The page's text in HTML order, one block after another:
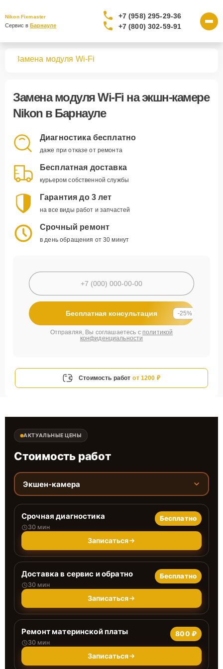
Nikon Fixmaster
Сервис в Барнауле
+7 (958) 295-29-36
+7 (800) 302-59-91
Замена модуля Wi-Fi
Замена модуля Wi-Fi на экшн-камере
Nikon в Барнауле
Диагностика бесплатно
даже при отказе от ремонта
Бесплатная доставка
курьером собственной службы
Гарантия до 3 лет
на все виды работ и запчастей
Срочный ремонт
в день обращения от 30 минут
Бесплатная консультация -25%
Отправляя, Вы соглашаетесь с политикой
конфиденциальности
Стоимость работ от 1200 ₽
АКТУАЛЬНЫЕ ЦЕНЫ
Стоимость работ
Экшен-камера
Срочная диагностика
30 мин
Бесплатно
Записаться
Доставка в сервис и обратно
30 мин
Бесплатно
Записаться
Ремонт материнской платы
30 мин
800 ₽
Записаться